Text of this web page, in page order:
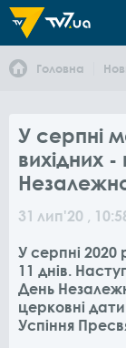
Головна
У серпні
вихідних
31 лип'20 ,
У серпні 2020
11 днів.
День
церковні
Успіння